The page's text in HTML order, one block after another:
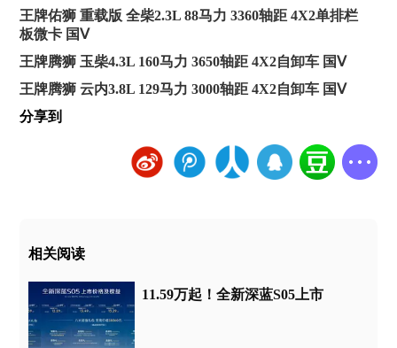
王牌佑狮 重载版 全柴2.3L 88马力 3360轴距 4X2单排栏
板微卡 国Ⅴ
王牌腾狮 玉柴4.3L 160马力 3650轴距 4X2自卸车 国Ⅴ
王牌腾狮 云内3.8L 129马力 3000轴距 4X2自卸车 国Ⅴ
分享到
相关阅读
11.59万起！全新深蓝S05上市